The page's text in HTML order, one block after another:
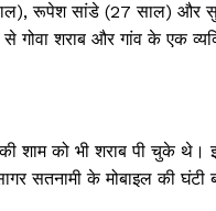
रूपेश सांडे (27 साल) और
गोवा शराब और गांव के एक
की शाम को भी शराब पी चुके
सतनामी के मोबाइल की